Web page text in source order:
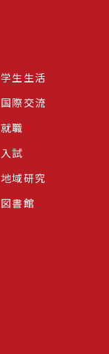
学生生活
国際交流
就職
入試
地域研究
図書館